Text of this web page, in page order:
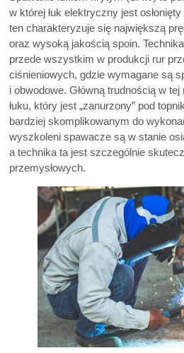
w której łuk elektryczny jest
ten charakteryzuje się największą
oraz wysoką jakością spoin.
przede wszystkim w produkcji rur
ciśnieniowych, gdzie wymagane są
i obwodowe. Główną trudnością w
łuku, który jest „zanurzony” pod
bardziej skomplikowanym do
wyszkoleni spawacze są w stanie
a technika ta jest szczególnie
przemysłowych.